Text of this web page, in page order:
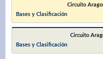
Circuito
Bases y Clasificación
Circuito
Bases y Clasificación